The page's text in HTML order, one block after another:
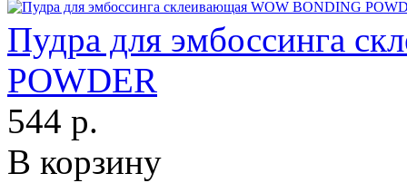
Пудра для эмбоссинга
POWDER
544 р.
В корзину